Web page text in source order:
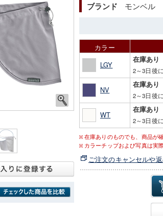
ブランド モンベル
カラー
LGY
在庫あり
2～3日後
NV
在庫あり
2～3日後
WT
在庫あり
2～3日後
在庫ありのものでも、商品が
カラーチップおよび写真は実
ご注文のキャンセルや